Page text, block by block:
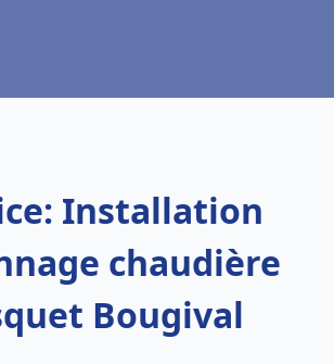
Installation
chaudière
Bougival